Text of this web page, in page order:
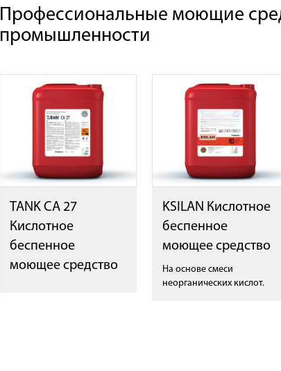
Профессиональные моющие
промышленности
TANK CA 27
Кислотное
беспенное
моющее средство
KSILAN Кислотное
беспенное
моющее средство
На основе смеси
неорганических кислот.